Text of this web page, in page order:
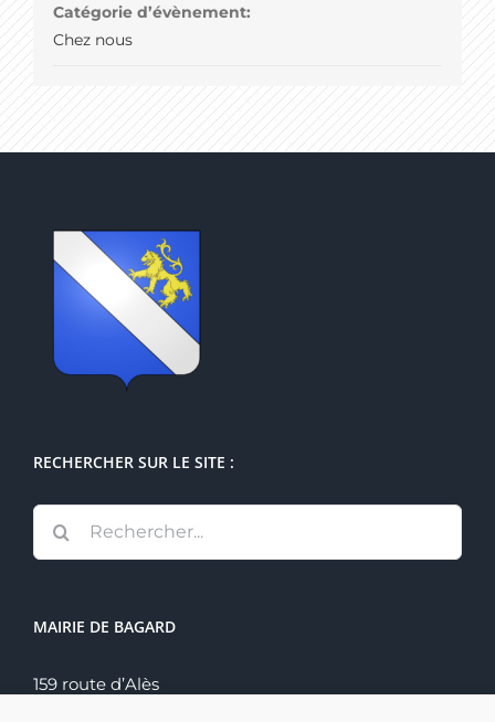
Catégorie d’évènement:
Chez nous
RECHERCHER SUR LE SITE :
MAIRIE DE BAGARD
159 route d’Alès